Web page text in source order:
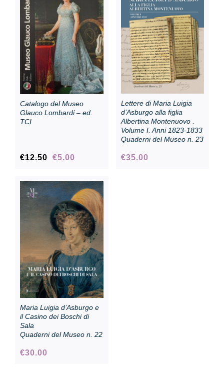
Pubblicazioni
Collezione
Contatti e biglietti
Accessibilità
Catalogo del Museo
Glauco Lombardi – ed.
TCI
€12.50 Il
era:
€12.50.
€5.00
è:
€5.00.
Lettere di Maria Luigia
d’Asburgo alla figlia
Albertina Montenuovo .
Volume I. Anni 1823-1833
Quaderni del Museo n. 23
€35.00
Maria Luigia d’Asburgo e
il Casino dei Boschi di
Sala
Quaderni del Museo n. 22
€30.00